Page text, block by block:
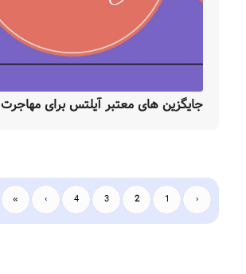
جایگزین های معتبر آیلتس برای مهاجرت
‹
1
2
3
4
›
»